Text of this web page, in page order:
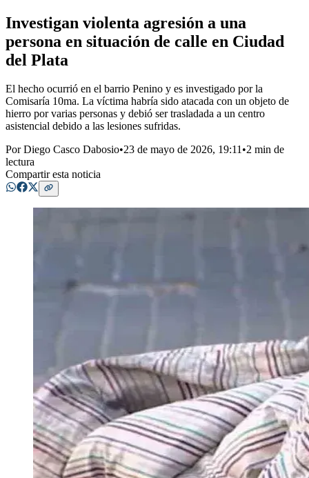
Investigan violenta agresión a una
persona en situación de calle en Ciudad
del Plata
El hecho ocurrió en el barrio Penino y es investigado por la
Comisaría 10ma. La víctima habría sido atacada con un objeto de
hierro por varias personas y debió ser trasladada a un centro
asistencial debido a las lesiones sufridas.
PorDiego Casco Dabosio•23 de mayo de 2026, 19:11•2 min de
lectura
Compartir esta noticia